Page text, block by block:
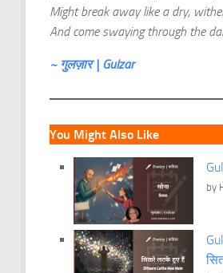
Might break away like a dry,
And come swaying through the
~ गुलज़ार | Gulzar
You Might Also Like
by